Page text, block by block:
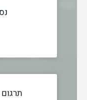
תרגום